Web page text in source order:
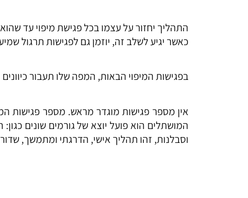
התהליך יחזור על עצמו בכל פגישת מיפוי עד
כאשר יגיע לשלב זה, יוזמן גם לפגישות תרגול
בפגישות המיפוי הבאות, המפה שלו תעבור
אין מספר פגישות מוגדר מראש. מספר פגישות
המושתלים הוא פועל יוצא של גורמים שונים
וסבלנות, זהו תהליך אישי, הדרגתי ומתמשך,